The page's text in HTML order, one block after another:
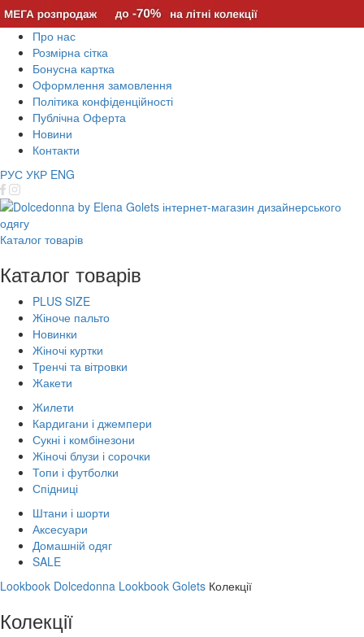
Про нас
Розмірна сітка
Бонусна картка
Оформлення замовлення
Політика конфіденційності
Публічна Оферта
Новини
Контакти
РУС УКР ENG
Каталог товарів
Каталог товарів
PLUS SIZE
Жіноче пальто
Новинки
Жіночі куртки
Тренчі та вітровки
Жакети
Жилети
Кардигани і джемпери
Сукні і комбінезони
Жіночі блузи і сорочки
Топи і футболки
Спідниці
Штани і шорти
Аксесуари
Домашній одяг
SALE
Lookbook Dolcedonna Lookbook Golets Колекції
Колекції